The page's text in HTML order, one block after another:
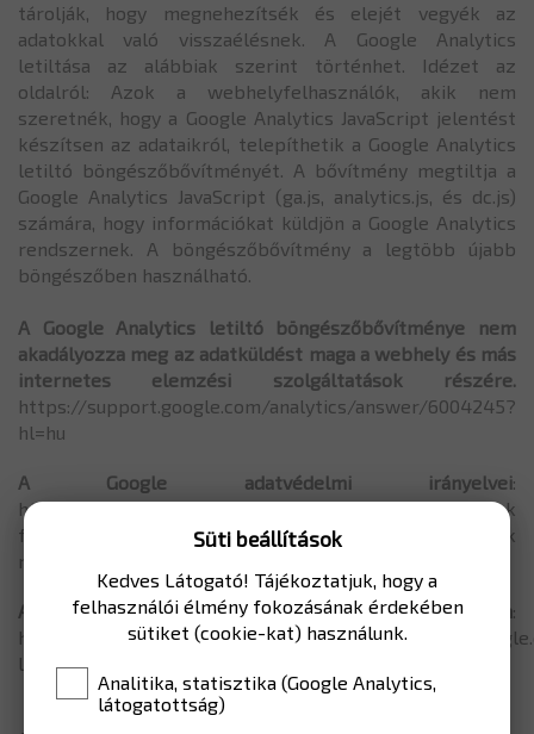
tárolják, hogy megnehezítsék és elejét vegyék az
adatokkal való visszaélésnek. A Google Analytics
letiltása az alábbiak szerint történhet. Idézet az
oldalról: Azok a webhelyfelhasználók, akik nem
szeretnék, hogy a Google Analytics JavaScript jelentést
készítsen az adataikról, telepíthetik a Google Analytics
letiltó böngészőbővítményét. A bővítmény megtiltja a
Google Analytics JavaScript (ga.js, analytics.js, és dc.js)
számára, hogy információkat küldjön a Google Analytics
rendszernek. A böngészőbővítmény a legtöbb újabb
böngészőben használható.
A Google Analytics letiltó böngészőbővítménye nem
akadályozza meg az adatküldést maga a webhely és más
internetes elemzési szolgáltatások részére.
https://support.google.com/analytics/answer/6004245?
hl=hu
A Google adatvédelmi irányelvei:
https://policies.google.com/privacy?hl=hu Az adatok
felhasználásával és védelmével kapcsolatos információk
részletesen a fenti hivatkozásokon érhetők el.
Adatvédelem részletesen:
https://static.googleusercontent.com/media/
le_privacy_policy_hu.pdf
Süti beállítások
Kedves Látogató! Tájékoztatjuk, hogy a
felhasználói élmény fokozásának érdekében
sütiket (cookie-kat) használunk.
Analitika, statisztika (Google Analytics,
látogatottság)